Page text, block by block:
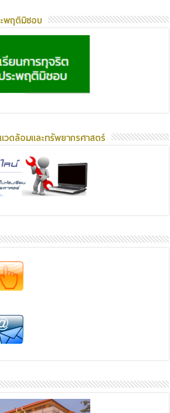
พฤติมิชอบ
ดล้อมและทรัพยากรศาสตร์